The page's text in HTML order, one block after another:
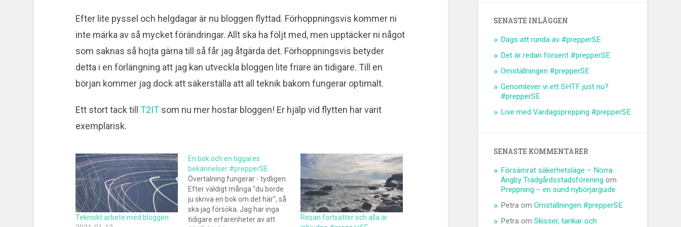
Efter lite pyssel och helgdagar är nu bloggen flyttad. Förhoppningsvis kommer ni
inte märka av så mycket förändringar. Allt ska ha följt med, men upptäcker ni något
som saknas så hojta gärna till så får jag åtgärda det. Förhoppningsvis betyder
detta i en förlängning att jag kan utveckla bloggen lite friare än tidigare. Till en
början kommer jag dock att säkerställa att all teknik bakom fungerar optimalt.
Ett stort tack till T2ITsom nu mer hostar bloggen! Er hjälp vid flytten har varit
exemplarisk.
Tekniskt arbete med bloggen
En bok och en tiggares
bekännelser #prepperSE
Övertalning fungerar - tydligen.
Efter väldigt många "du borde
ju skriva en bok om det här", så
ska jag försöka. Jag har inga
tidigare erfarenheter av att
Resan fortsätter och alla är
SENASTE INLÄGGEN
Dags att runda av #prepperSE
Det är redan försent #prepperSE
Omställningen #prepperSE
Genomlever vi ett SHTF just nu?
#prepperSE
Live med Vardagsprepping #prepperSE
SENASTE KOMMENTARER
Försämrat säkerhetsläge – Norra
Ängby Trädgårdsstadsförening om
Preppning – en sund nybörjarguide
Petra omOmställningen #prepperSE
Petra omSkisser, tankar och